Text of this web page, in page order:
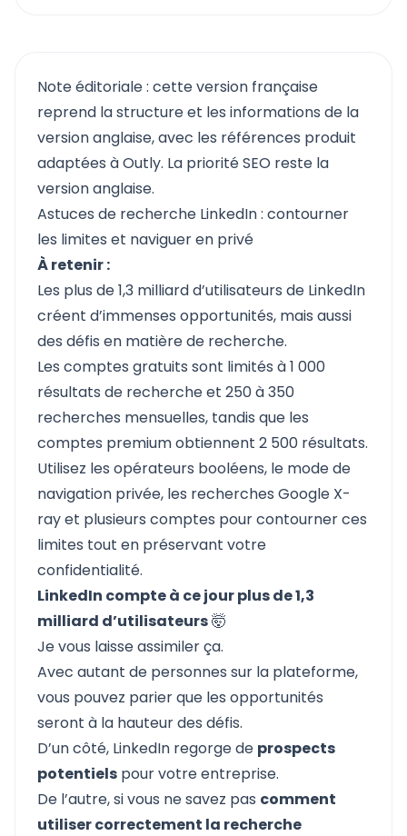
Note éditoriale : cette version française
reprend la structure et les informations de la
version anglaise, avec les références produit
adaptées à Outly. La priorité SEO reste la
version anglaise.
Astuces de recherche LinkedIn : contourner
les limites et naviguer en privé
À retenir :
Les plus de 1,3 milliard d’utilisateurs de LinkedIn
créent d’immenses opportunités, mais aussi
des défis en matière de recherche.
Les comptes gratuits sont limités à 1 000
résultats de recherche et 250 à 350
recherches mensuelles, tandis que les
comptes premium obtiennent 2 500 résultats.
Utilisez les opérateurs booléens, le mode de
navigation privée, les recherches Google X-
ray et plusieurs comptes pour contourner ces
limites tout en préservant votre
confidentialité.
LinkedIn compte à ce jour plus de 1,3
milliard d’utilisateurs🤯
Je vous laisse assimiler ça.
Avec autant de personnes sur la plateforme,
vous pouvez parier que les opportunités
seront à la hauteur des défis.
D’un côté, LinkedIn regorge de prospects
potentiels pour votre entreprise.
De l’autre, si vous ne savez pas comment
utiliser correctement la recherche